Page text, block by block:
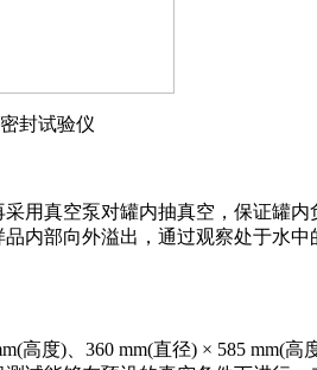
封试验仪
用真空泵对罐内抽真空，保证罐
内部向外溢出，通过观察处于水
度)、360 mm(直径) × 585 mm(